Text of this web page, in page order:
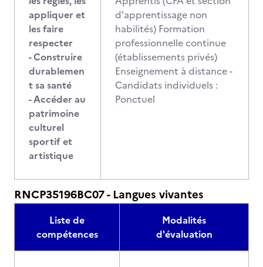
appliquer et
les faire
respecter
- Construire
durablemen
t sa santé
- Accéder au
patrimoine
culturel
sportif et
artistique
d'apprentissage non
habilités) Formation
professionnelle continue
(établissements privés)
Enseignement à distance -
Candidats individuels :
Ponctuel
RNCP35196BC07 - Langues vivantes
Liste de
compétences
Modalités
d'évaluation